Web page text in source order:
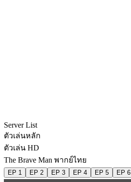
Server List
ตัวเล่นหลัก
ตัวเล่น HD
The Brave Man พากย์ไทย
EP 1 EP 2 EP 3 EP 4 EP 5 EP 6